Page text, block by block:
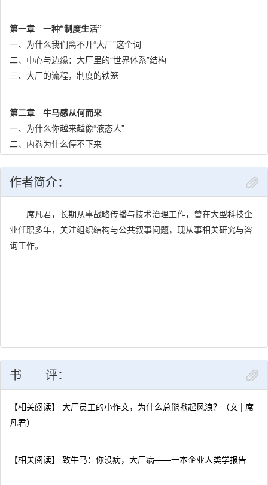
第一章 一种“制度生活”
一、为什么我们离不开“大厂”这个词
二、中心与边缘：大厂里的“世界体系”结构
三、大厂的流程，制度的铁笼
第二章 牛马感从何而来
一、为什么你越来越像“液态人”
二、内卷为什么停不下来
四、资深为什么反而危险
第三章 表演性治理
一、为什么升上去的都是“安全人”
二、忠诚人质：中层为何最痛苦
四、大厂如何让你“不再被需要”
一、大厂何以成为系统
二、为什么在大厂会越努力越边缘
作者简介：
席凡君，长期从事战略传播与技术治理工作，曾在大型科技企
业任职多年，关注组织结构与公共叙事问题，现从事相关研究与咨
询工作。
书 评：
【相关阅读】 大厂员工的小作文，为什么总能掀起风浪？（文 | 席
凡君）
【相关阅读】 致牛马：你没病，大厂病——一本企业人类学报告